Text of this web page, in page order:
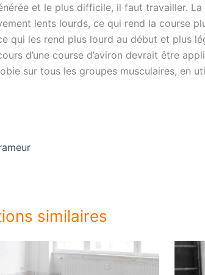
et le plus difficile, il faut travailler.
lents lourds, ce qui rend la course
qui les rend plus lourd au début et plus
d’une course d’aviron devrait être
sur tous les groupes musculaires, en
similaires